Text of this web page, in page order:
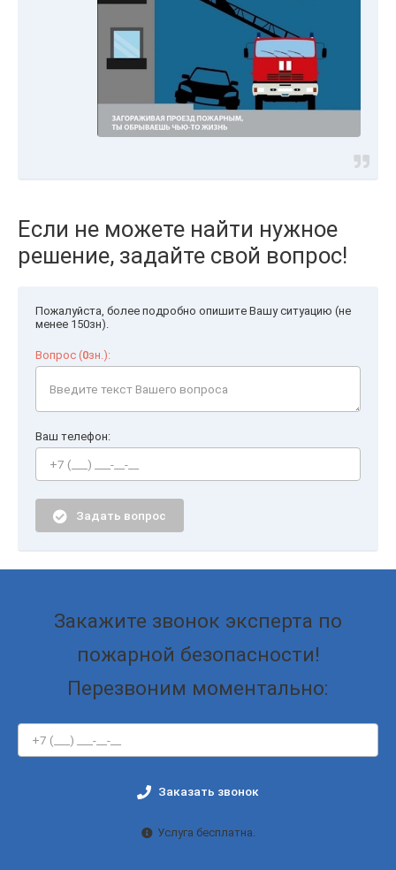
Если не можете найти нужное
решение, задайте свой вопрос!
Пожалуйста, более подробно опишите Вашу ситуацию (не
менее 150зн).
Вопрос (0зн.):
Ваш телефон:
Задать вопрос
Закажите звонок эксперта по
пожарной безопасности!
Перезвоним моментально:
Заказать звонок
Услуга бесплатна.